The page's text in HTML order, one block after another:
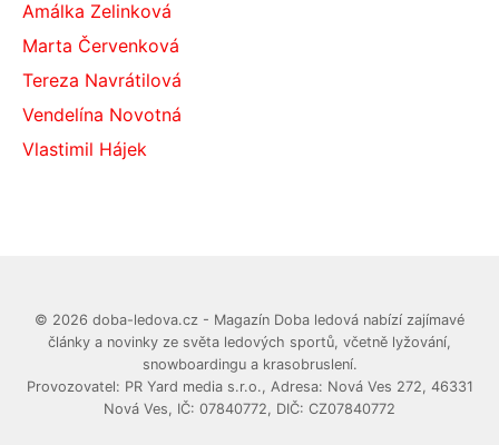
Amálka Zelinková
Marta Červenková
Tereza Navrátilová
Vendelína Novotná
Vlastimil Hájek
© 2026 doba-ledova.cz - Magazín Doba ledová nabízí zajímavé
články a novinky ze světa ledových sportů, včetně lyžování,
snowboardingu a krasobruslení.
Provozovatel: PR Yard media s.r.o., Adresa: Nová Ves 272, 46331
Nová Ves, IČ: 07840772, DIČ: CZ07840772